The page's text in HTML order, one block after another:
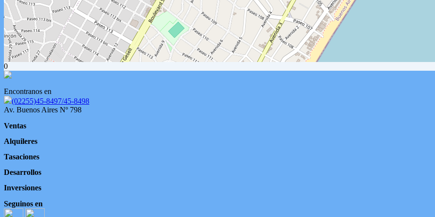
0
Encontranos en
(02255)45-8497/45-8498
Av. Buenos Aires Nº 798
Ventas
Alquileres
Tasaciones
Desarrollos
Inversiones
Seguinos en